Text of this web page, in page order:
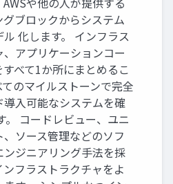
グブロックからシステム
化します。 インフラス
、アプリケーションコー
すべて1か所にまとめるこ
てのマイルストーンで完全
導入可能なシステムを確
。 コードレビュー、ユニ
、ソース管理などのソフ
ンジニアリング手法を採
フラストラクチャをよ